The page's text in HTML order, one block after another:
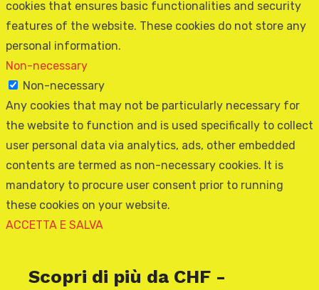
cookies that ensures basic functionalities and security
features of the website. These cookies do not store any
personal information.
Non-necessary
Non-necessary
Any cookies that may not be particularly necessary for
the website to function and is used specifically to collect
user personal data via analytics, ads, other embedded
contents are termed as non-necessary cookies. It is
mandatory to procure user consent prior to running
these cookies on your website.
ACCETTA E SALVA
Scopri di più da CHF -